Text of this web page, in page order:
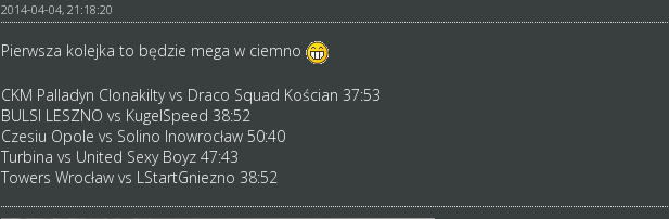
2014-04-04, 21:18:20
Pierwsza kolejka to będzie mega w ciemno
CKM Palladyn Clonakilty vs Draco Squad Kościan 37:53
BULSI LESZNO vs KugelSpeed 38:52
Czesiu Opole vs Solino Inowrocław 50:40
Turbina vs United Sexy Boyz 47:43
Towers Wrocław vs LStartGniezno 38:52